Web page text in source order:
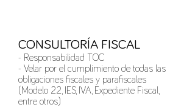
CONSULTORÍA FISCAL
- Responsabilidad TOC
- Velar por el cumplimiento de todas las
obligaciones fiscales y parafiscales
(Modelo 22, IES, IVA, Expediente Fiscal,
entre otros)